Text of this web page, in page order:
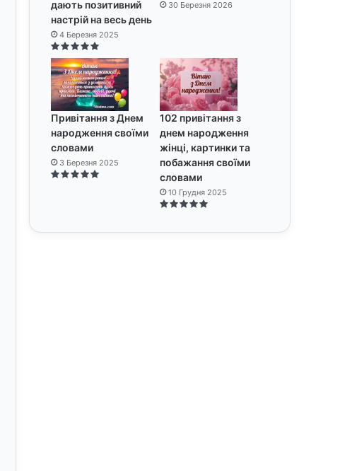
дають позитивний
настрій на весь день
4 Березня 2025
30 Березня 2026
Привітання з Днем
народження своїми
словами
3 Березня 2025
102 привітання з
днем народження
жінці, картинки та
побажання своїми
словами
10 Грудня 2025